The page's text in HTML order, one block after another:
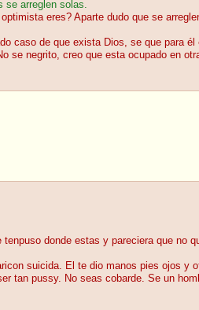
arreglen solas.
eres? Aparte dudo que se
caso de que exista Dios, se que para
se negrito, creo que esta ocupado en
donde estas y pareciera que no
suicida. El te dio manos pies ojos y
tan pussy. No seas cobarde. Se un